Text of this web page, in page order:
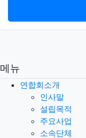
메뉴
연합회소개
인사말
설립목적
주요사업
소속단체